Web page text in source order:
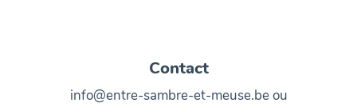
Contact
info@entre-sambre-et-meuse.be ou